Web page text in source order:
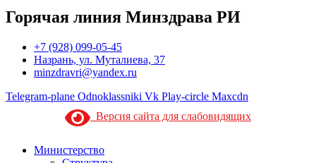
Горячая линия Минздрава РИ
+7 (928) 099-05-45
Назрань, ул. Муталиева, 37
minzdravri@yandex.ru
Telegram-plane Odnoklassniki Vk Play-circle Maxcdn
Версия сайта для слабовидящих
Министерство